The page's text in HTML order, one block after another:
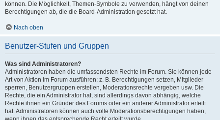
können. Die Möglichkeit, Themen-Symbole zu verwenden, hängt von deinen
Berechtigungen ab, die die Board-Administration gesetzt hat.
Nach oben
Benutzer-Stufen und Gruppen
Was sind Administratoren?
Administratoren haben die umfassendsten Rechte im Forum. Sie können jede
Art von Aktion im Forum ausführen; z. B. Berechtigungen setzen, Mitglieder
sperren, Benutzergruppen erstellen, Moderationsrechte vergeben usw. Die
Rechte, die ein Administrator hat, sind allerdings davon abhängig, welche
Rechte ihnen ein Gründer des Forums oder ein anderer Administrator erteilt
hat. Administratoren können auch volle Moderationsberechtigungen haben,